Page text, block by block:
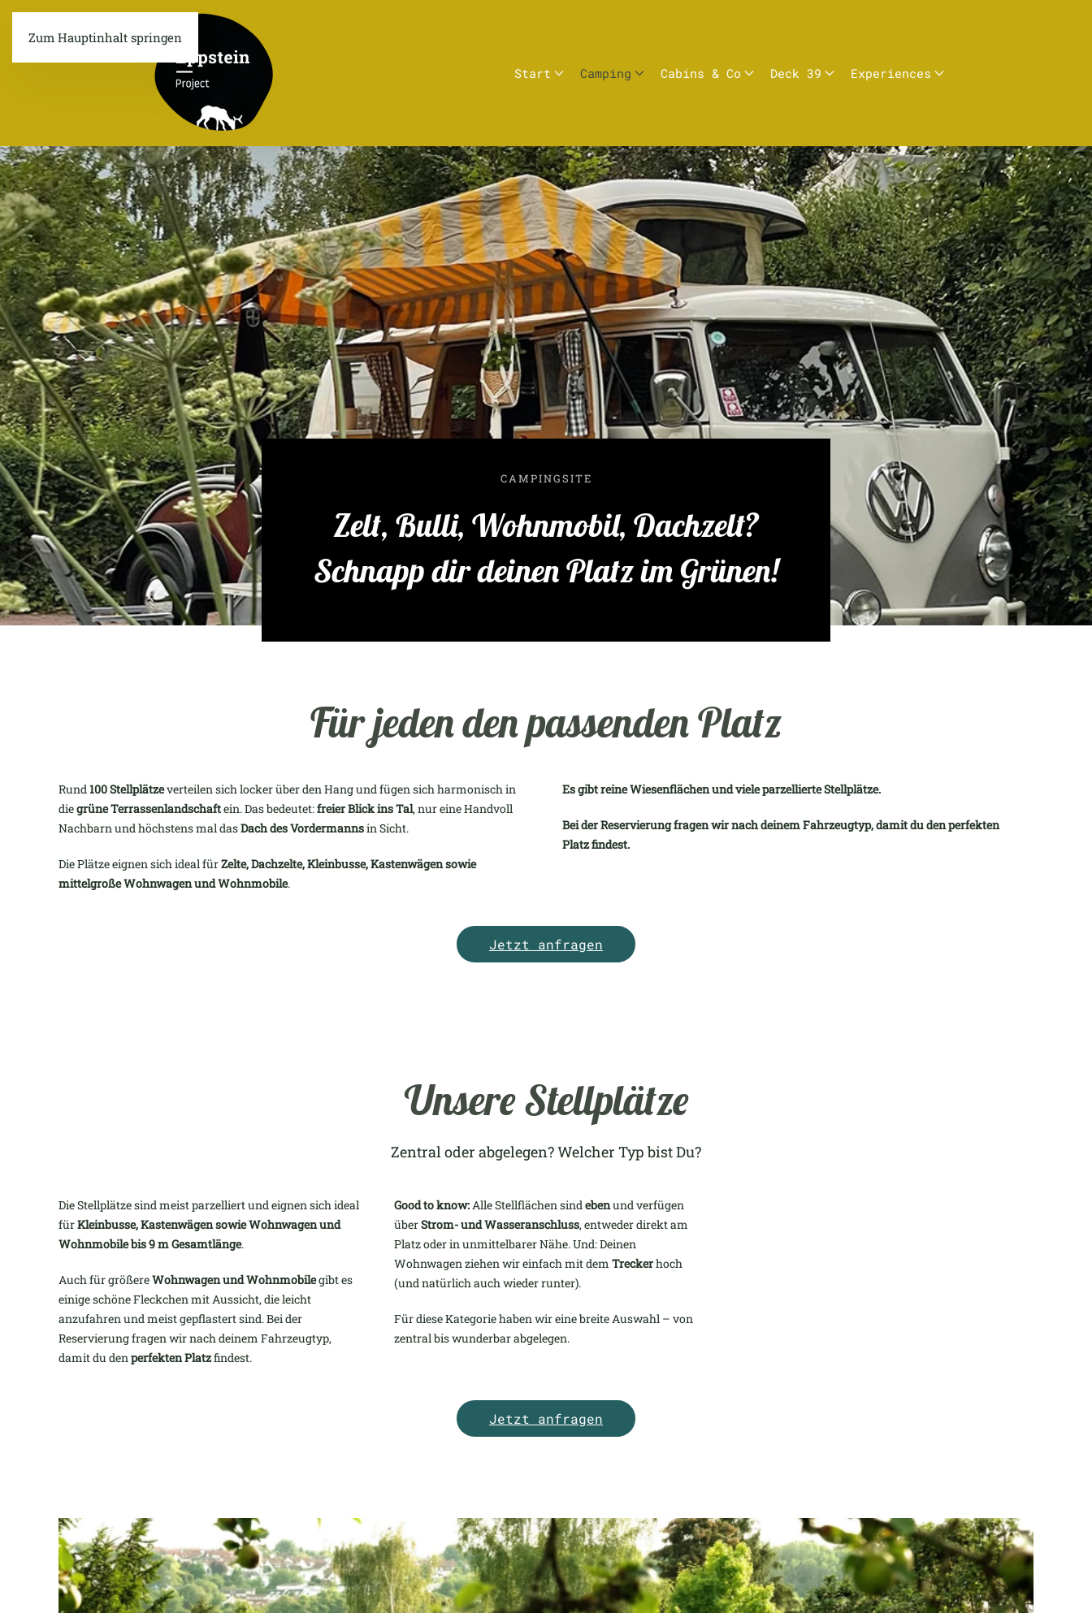
Zum Hauptinhalt springen
Start Camping Cabins & Co Deck 39 Experiences
CAMPINGSITE
Zelt, Bulli, Wohnmobil, Dachzelt?
Schnapp dir deinen Platz im Grünen!
Für jeden den passenden Platz
Rund100 Stellplätzeverteilen sich locker über den Hang und fügen sich harmonisch in
diegrüne Terrassenlandschaftein. Das bedeutet:freier Blick ins Tal, nur eine Handvoll
Nachbarn und höchstens mal dasDach des Vordermannsin Sicht.
Die Plätze eignen sich ideal fürZelte, Dachzelte, Kleinbusse, Kastenwägen sowie
mittelgroße Wohnwagen und Wohnmobile.
Es gibt reine Wiesenflächen und viele parzellierte Stellplätze.
Bei der Reservierung fragen wir nach deinem Fahrzeugtyp, damit du den perfekten
Platz findest.
Jetzt anfragen
Unsere Stellplätze
Zentral oder abgelegen? Welcher Typ bist Du?
Die Stellplätze sind meist parzelliert und eignen sich ideal
fürKleinbusse, Kastenwägen sowie Wohnwagen und
Wohnmobile bis 9 m Gesamtlänge.
Auch für größereWohnwagen und Wohnmobilegibt es
einige schöne Fleckchen mit Aussicht, die leicht
anzufahren und meist gepflastert sind. Bei der
Reservierung fragen wir nach deinem Fahrzeugtyp,
damit du denperfekten Platzfindest.
Good to know:Alle Stellflächen sindebenund verfügen
überStrom- und Wasseranschluss, entweder direkt am
Platz oder in unmittelbarer Nähe. Und: Deinen
Wohnwagen ziehen wir einfach mit demTreckerhoch
(und natürlich auch wieder runter).
Für diese Kategorie haben wir eine breite Auswahl – von
zentral bis wunderbar abgelegen.
Jetzt anfragen